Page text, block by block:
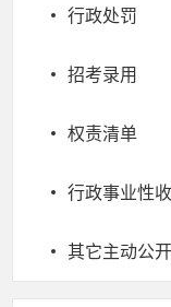
行政处罚
招考录用
权责清单
行政事业性
其它主动公